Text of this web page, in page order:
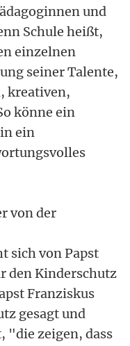
und
Schule heißt,
einzelnen
seiner Talente,
kreativen,
könne ein
ein
von der
sich von Papst
den Kinderschutz
Franziskus
gesagt und
"die zeigen, dass